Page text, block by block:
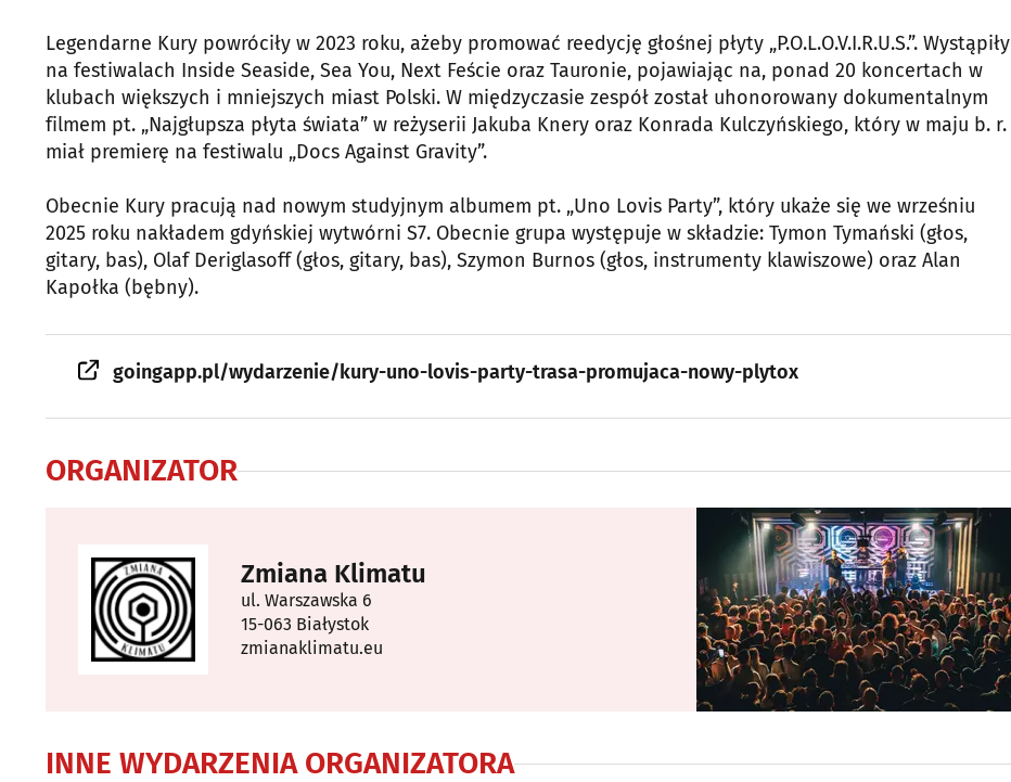
Legendarne Kury powróciły w 2023 roku, ażeby promować reedycję głośnej płyty „P.O.L.O.V.I.R.U.S.”. Wystąpiły
na festiwalach Inside Seaside, Sea You, Next Feście oraz Tauronie, pojawiając na, ponad 20 koncertach w
klubach większych i mniejszych miast Polski. W międzyczasie zespół został uhonorowany dokumentalnym
filmem pt. „Najgłupsza płyta świata” w reżyserii Jakuba Knery oraz Konrada Kulczyńskiego, który w maju b. r.
miał premierę na festiwalu „Docs Against Gravity”.
Obecnie Kury pracują nad nowym studyjnym albumem pt. „Uno Lovis Party”, który ukaże się we wrześniu
2025 roku nakładem gdyńskiej wytwórni S7. Obecnie grupa występuje w składzie: Tymon Tymański (głos,
gitary, bas), Olaf Deriglasoff (głos, gitary, bas), Szymon Burnos (głos, instrumenty klawiszowe) oraz Alan
Kapołka (bębny).
goingapp.pl/wydarzenie/kury-uno-lovis-party-trasa-promujaca-nowy-plytox
ORGANIZATOR
Zmiana Klimatu
ul. Warszawska 6
15-063 Białystok
zmianaklimatu.eu
INNE WYDARZENIA ORGANIZATORA